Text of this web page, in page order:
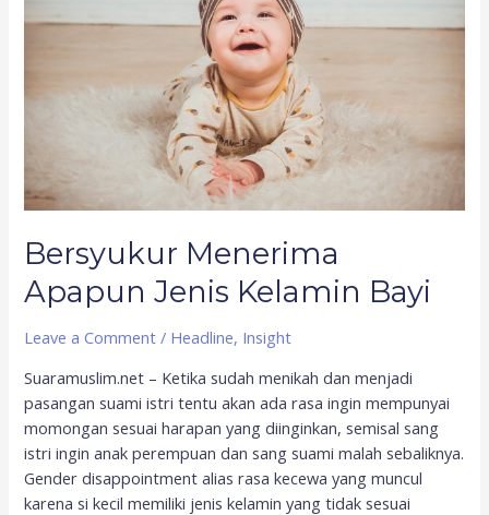
Bersyukur Menerima
Apapun Jenis Kelamin Bayi
Leave a Comment / Headline, Insight
Suaramuslim.net – Ketika sudah menikah dan menjadi
pasangan suami istri tentu akan ada rasa ingin mempunyai
momongan sesuai harapan yang diinginkan, semisal sang
istri ingin anak perempuan dan sang suami malah sebaliknya.
Gender disappointment alias rasa kecewa yang muncul
karena si kecil memiliki jenis kelamin yang tidak sesuai
Kelamin